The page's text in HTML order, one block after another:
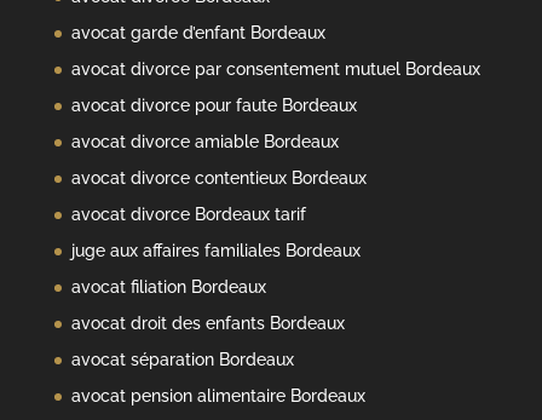
avocat garde d’enfant Bordeaux
avocat divorce par consentement mutuel Bordeaux
avocat divorce pour faute Bordeaux
avocat divorce amiable Bordeaux
avocat divorce contentieux Bordeaux
avocat divorce Bordeaux tarif
juge aux affaires familiales Bordeaux
avocat filiation Bordeaux
avocat droit des enfants Bordeaux
avocat séparation Bordeaux
avocat pension alimentaire Bordeaux